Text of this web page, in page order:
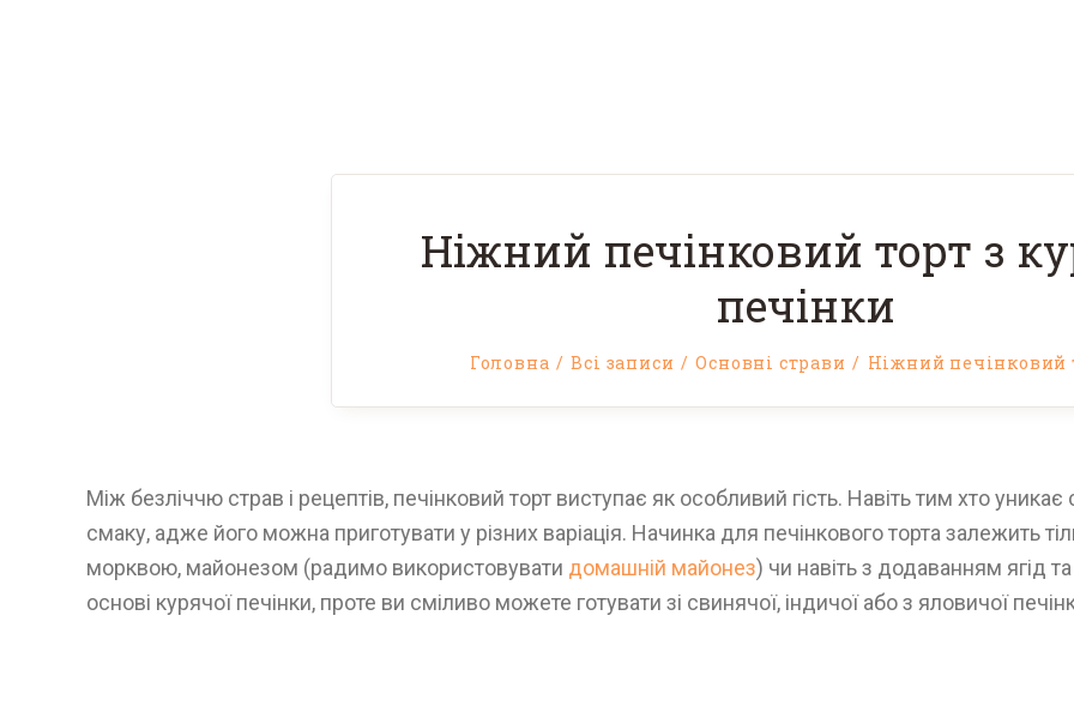
Ніжний печінковий торт з
печінки
Головна Всі записи Основні страви Ніжний печінковий
Між безліччю страв і рецептів, печінковий торт виступає як особливий гість. Навіть тим хто
смаку, адже його можна приготувати у різних варіація. Начинка для печінкового торта залежить
морквою, майонезом (радимо використовувати домашній майонез) чи навіть з додаванням ягід
основі курячої печінки, проте ви сміливо можете готувати зі свинячої, індичої або з яловичої